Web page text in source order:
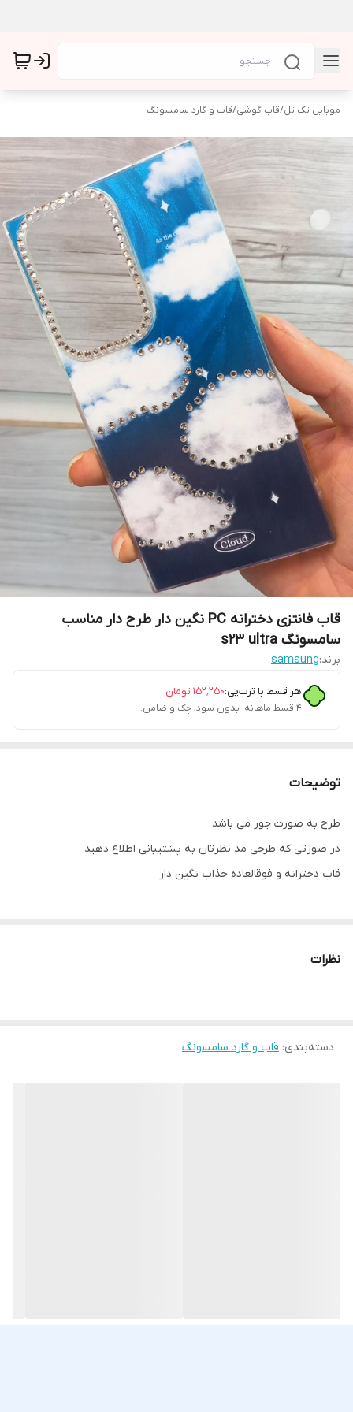
موبایل تک تل/قاب گوشی/قاب و گارد سامسونگ
قاب فانتزی دخترانه PC نگین دار طرح دار مناسب
سامسونگ s23 ultra
برند:samsung
هر قسط با ترب‌پی:۱۵۲٬۲۵۰ تومان
۴ قسط ماهانه. بدون سود، چک و ضامن.
توضیحات
طرح به صورت جور می باشد
در صورتی که طرحی مد نظرتان به پشتیبانی اطلاع دهید
قاب دخترانه و فوقالعاده حذاب نگین دار
نظرات
دسته‌بندی: قاب و گارد سامسونگ